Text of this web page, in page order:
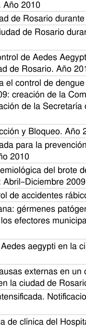
Año 2010
de Rosario
de Rosario
de Aedes
de Rosario. Año
el control de
creación de la
de la Secretaría
y Bloqueo. Año
para la
2010
del brote
de accidentes
gérmenes
efectores
aegypti en la
externas en un
la ciudad de
de clínica del